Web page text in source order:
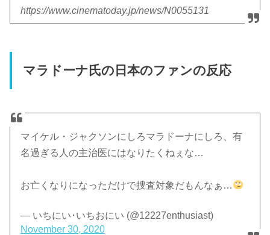
https://www.cinematoday.jp/news/N0055131
マラドーナ氏の日本のファンの反応
マイケル・ジャクソンにしろマラドーナにしろ、有
名過ぎる人の主治医にはなりたくねぇな…
お亡くなりになっただけで捜査対象だもんなぁ…
— いちにい･いちおにい (@12227enthusiast)
November 30, 2020